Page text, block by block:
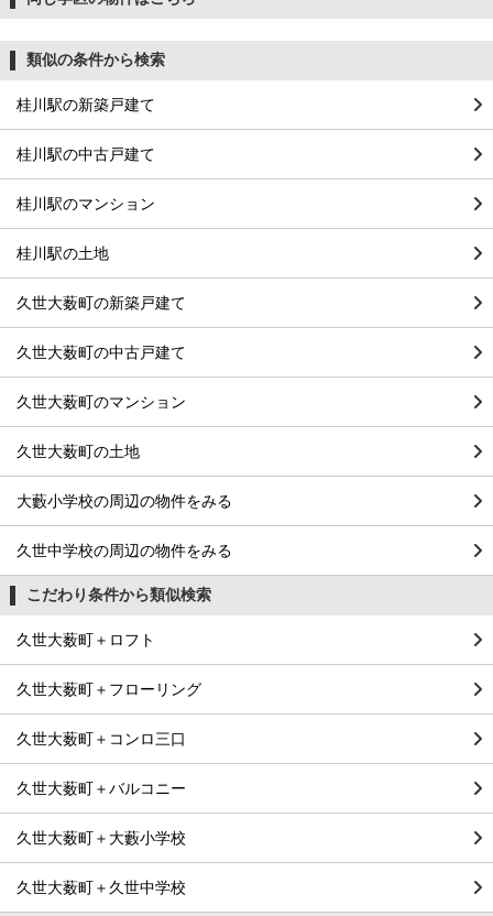
類似の条件から検索
桂川駅の新築戸建て
桂川駅の中古戸建て
桂川駅のマンション
桂川駅の土地
久世大薮町の新築戸建て
久世大薮町の中古戸建て
久世大薮町のマンション
久世大薮町の土地
大藪小学校の周辺の物件をみる
久世中学校の周辺の物件をみる
こだわり条件から類似検索
久世大薮町＋ロフト
久世大薮町＋フローリング
久世大薮町＋コンロ三口
久世大薮町＋バルコニー
久世大薮町＋大藪小学校
久世大薮町＋久世中学校